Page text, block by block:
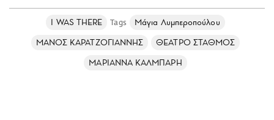
I WAS THERE
Μάγια Λυμπεροπούλου
ΜΑΝΟΣ ΚΑΡΑΤΖΟΓΙΑΝΝΗΣ
ΘΕΑΤΡΟ ΣΤΑΘΜΟΣ
ΜΑΡΙΑΝΝΑ ΚΑΛΜΠΑΡΗ